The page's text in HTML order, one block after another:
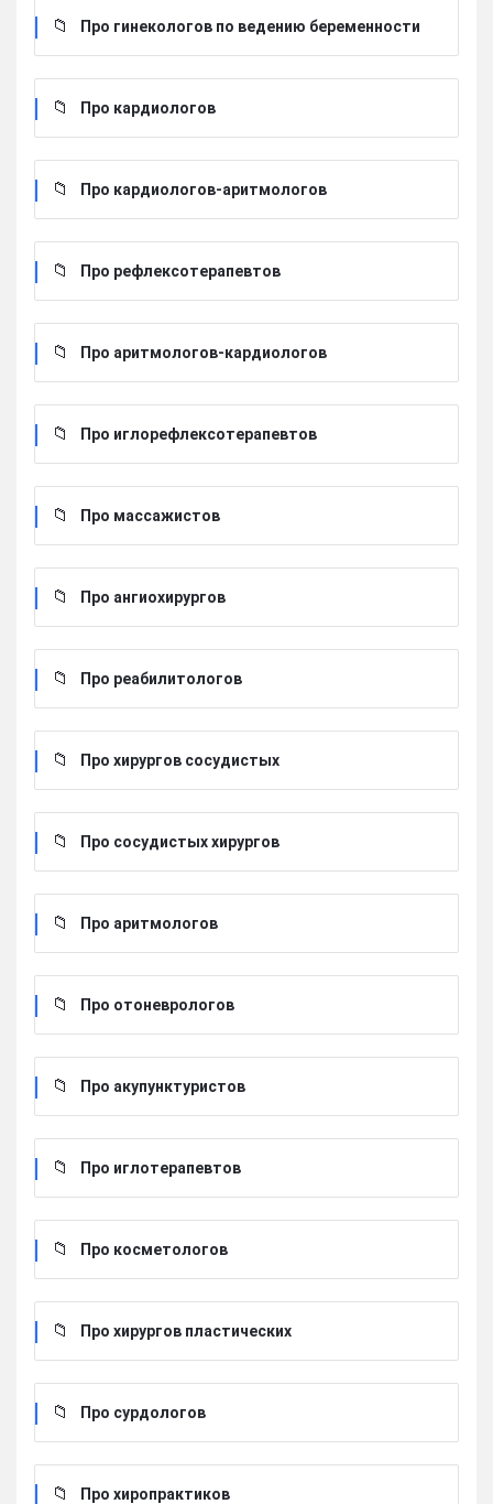
Про гинекологов по ведению беременности
Про кардиологов
Про кардиологов-аритмологов
Про рефлексотерапевтов
Про аритмологов-кардиологов
Про иглорефлексотерапевтов
Про массажистов
Про ангиохирургов
Про реабилитологов
Про хирургов сосудистых
Про сосудистых хирургов
Про аритмологов
Про отоневрологов
Про акупунктуристов
Про иглотерапевтов
Про косметологов
Про хирургов пластических
Про сурдологов
Про хиропрактиков